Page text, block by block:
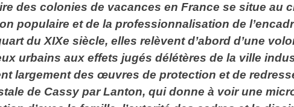
des colonies de vacances en France se situe au
populaire et de la professionnalisation de
du XIXe siècle, elles relèvent d’abord d’une
urbains aux effets jugés délétères de la ville
largement des œuvres de protection et de
de Cassy par Lanton, qui donne à voir une